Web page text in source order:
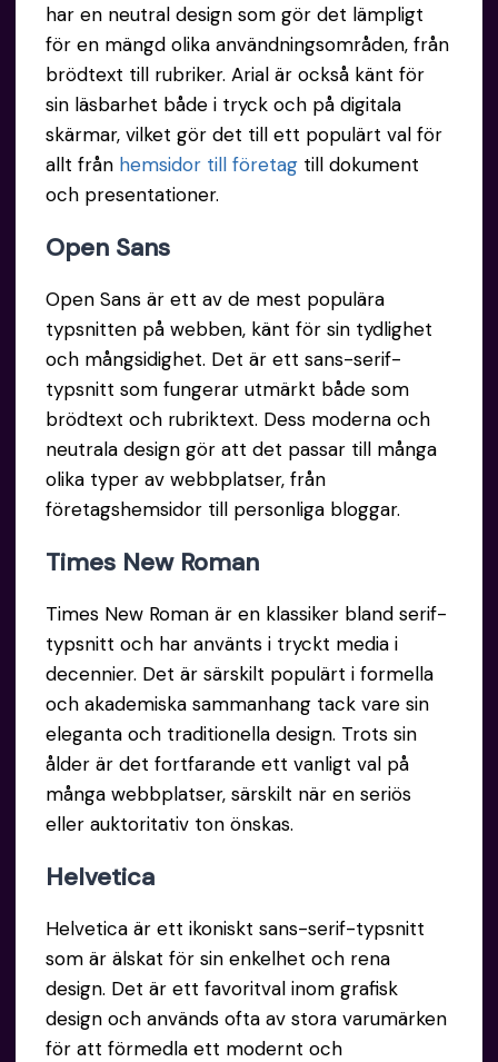
har en neutral design som gör det lämpligt
för en mängd olika användningsområden, från
brödtext till rubriker. Arial är också känt för
sin läsbarhet både i tryck och på digitala
skärmar, vilket gör det till ett populärt val för
allt från hemsidor till företagtill dokument
och presentationer.
OpenSans
Open Sans är ett av de mest populära
typsnitten på webben, känt för sin tydlighet
och mångsidighet. Det är ett sans-serif-
typsnitt som fungerar utmärkt både som
brödtext och rubriktext. Dess moderna och
neutrala design gör att det passar till många
olika typer av webbplatser, från
företagshemsidor till personliga bloggar.
TimesNew Roman
Times New Roman är en klassiker bland serif-
typsnitt och har använts i tryckt media i
decennier. Det är särskilt populärt i formella
och akademiska sammanhang tack vare sin
eleganta och traditionella design. Trots sin
ålder är det fortfarande ett vanligt val på
många webbplatser, särskilt när en seriös
eller auktoritativ ton önskas.
Helvetica
Helvetica är ett ikoniskt sans-serif-typsnitt
som är älskat för sin enkelhet och rena
design. Det är ett favoritval inom grafisk
design och används ofta av stora varumärken
för att förmedla ett modernt och